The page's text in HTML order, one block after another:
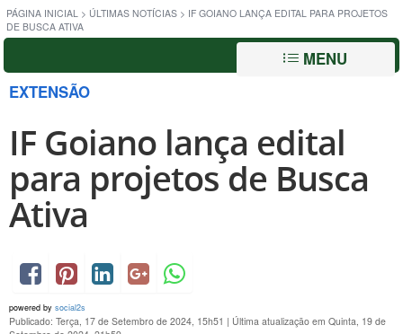
PÁGINA INICIAL > ÚLTIMAS NOTÍCIAS > IF GOIANO LANÇA EDITAL PARA PROJETOS
DE BUSCA ATIVA
MENU
EXTENSÃO
IF Goiano lança edital
para projetos de Busca
Ativa
powered by social2s
Publicado: Terça, 17 de Setembro de 2024, 15h51 | Última atualização em Quinta, 19 de